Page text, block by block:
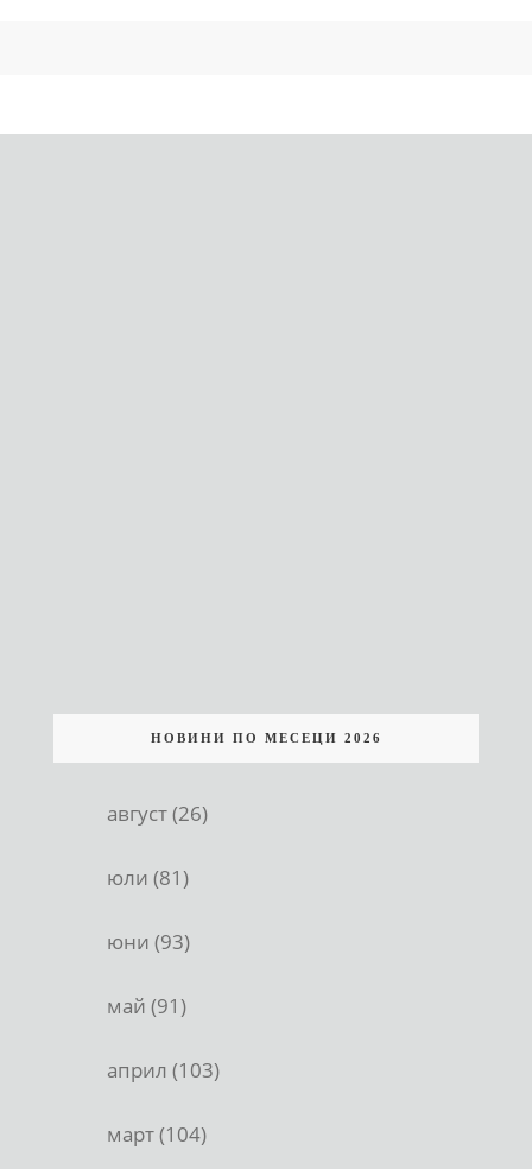
НОВИНИ ПО МЕСЕЦИ 2026
август (26)
юли (81)
юни (93)
май (91)
април (103)
март (104)